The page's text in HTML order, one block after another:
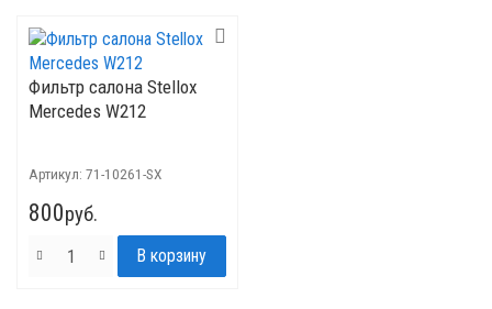
Фильтр салона Stellox
Mercedes W212
Артикул: 71-10261-SX
800руб.